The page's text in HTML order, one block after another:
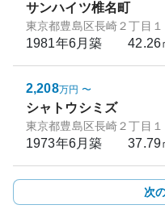
サンハイツ椎名町
東京都豊島区長崎２丁目１
1981年6月築 42.26
2,208万円 〜
シャトウシミズ
東京都豊島区長崎２丁目１
1973年6月築 37.79
次